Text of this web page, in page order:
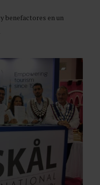
benefactores en un